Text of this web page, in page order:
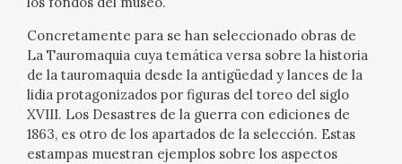
EXPOSICIONES
ACTIVIDADES
ACTUALIDAD
Concretamente para se han seleccionado obras de
La Tauromaquia cuya temática versa sobre la historia
de la tauromaquia desde la antigüedad y lances de la
lidia protagonizados por figuras del toreo del siglo
XVIII. Los Desastres de la guerra con ediciones de
1863, es otro de los apartados de la selección. Estas
estampas muestran ejemplos sobre los aspectos